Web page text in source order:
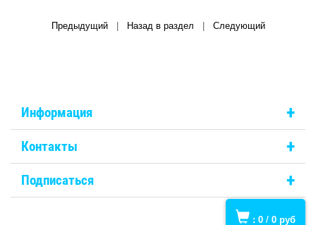
: 0 / 0 руб
Предыдущий| Назад в раздел Следующий
Информация +
Контакты +
Подписаться +